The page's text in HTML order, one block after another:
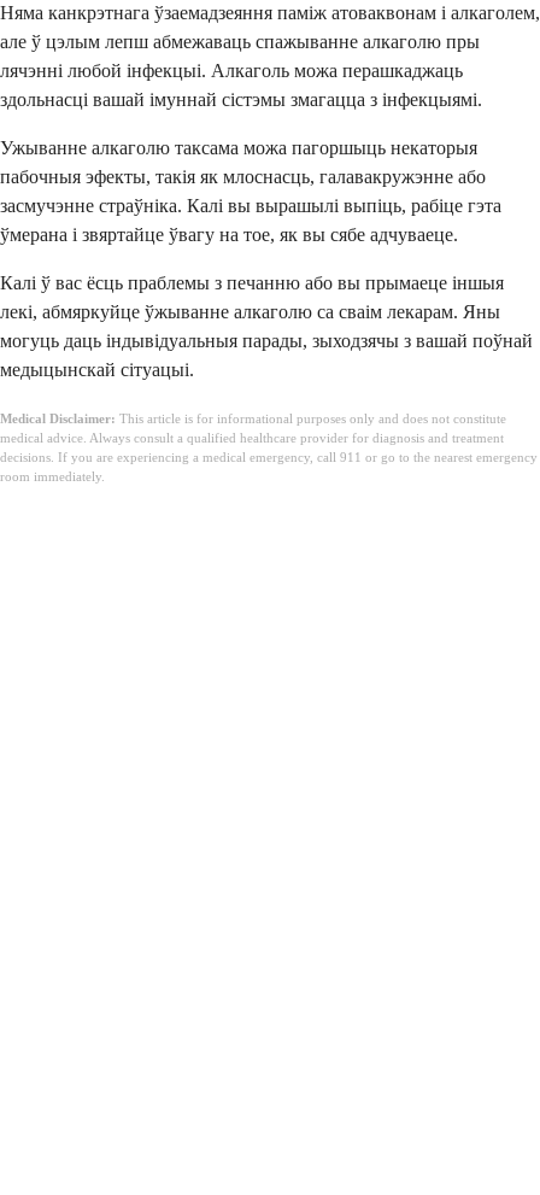
Няма канкрэтнага ўзаемадзеяння паміж атоваквонам і алкаголем,
але ў цэлым лепш абмежаваць спажыванне алкаголю пры
лячэнні любой інфекцыі. Алкаголь можа перашкаджаць
здольнасці вашай імуннай сістэмы змагацца з інфекцыямі.
Ужыванне алкаголю таксама можа пагоршыць некаторыя
пабочныя эфекты, такія як млоснасць, галавакружэнне або
засмучэнне страўніка. Калі вы вырашылі выпіць, рабіце гэта
ўмерана і звяртайце ўвагу на тое, як вы сябе адчуваеце.
Калі ў вас ёсць праблемы з печанню або вы прымаеце іншыя
лекі, абмяркуйце ўжыванне алкаголю са сваім лекарам. Яны
могуць даць індывідуальныя парады, зыходзячы з вашай поўнай
медыцынскай сітуацыі.
Medical Disclaimer: This article is for informational purposes only and does not constitute
medical advice. Always consult a qualified healthcare provider for diagnosis and treatment
decisions. If you are experiencing a medical emergency, call 911 or go to the nearest emergency
room immediately.